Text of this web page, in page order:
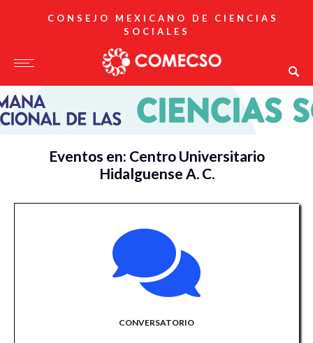
CONSEJO MEXICANO DE CIENCIAS
SOCIALES
Eventos en: Centro Universitario
Hidalguense A. C.
CONVERSATORIO